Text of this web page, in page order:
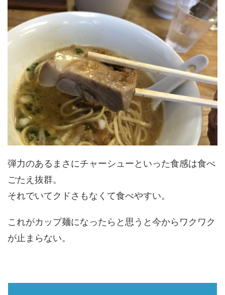
弾力のあるまさにチャーシューといった食感は食べ
ごたえ抜群。
それでいてクドさもなくて食べやすい。
これがカップ麺になったらと思うと今からワクワク
が止まらない。